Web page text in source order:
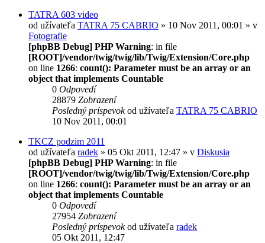
TATRA 603 video
od užívateľa TATRA 75 CABRIO » 10 Nov 2011, 00:01 » v
Fotografie
[phpBB Debug] PHP Warning: in file
[ROOT]/vendor/twig/twig/lib/Twig/Extension/Core.php
on line 1266: count(): Parameter must be an array or an
object that implements Countable
0 Odpovedí
28879 Zobrazení
Posledný príspevokod užívateľa TATRA 75 CABRIO
10 Nov 2011, 00:01
TKCZ podzim 2011
od užívateľa radek » 05 Okt 2011, 12:47 » v Diskusia
[phpBB Debug] PHP Warning: in file
[ROOT]/vendor/twig/twig/lib/Twig/Extension/Core.php
on line 1266: count(): Parameter must be an array or an
object that implements Countable
0 Odpovedí
27954 Zobrazení
Posledný príspevokod užívateľa radek
05 Okt 2011, 12:47